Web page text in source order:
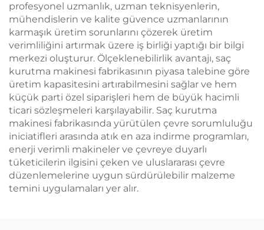
profesyonel uzmanlık, uzman teknisyenlerin,
mühendislerin ve kalite güvence uzmanlarının
karmaşık üretim sorunlarını çözerek üretim
verimliliğini artırmak üzere iş birliği yaptığı bir bilgi
merkezi oluşturur. Ölçeklenebilirlik avantajı, saç
kurutma makinesi fabrikasının piyasa talebine göre
üretim kapasitesini artırabilmesini sağlar ve hem
küçük parti özel siparişleri hem de büyük hacimli
ticari sözleşmeleri karşılayabilir. Saç kurutma
makinesi fabrikasında yürütülen çevre sorumluluğu
iniciatifleri arasında atık en aza indirme programları,
enerji verimli makineler ve çevreye duyarlı
tüketicilerin ilgisini çeken ve uluslararası çevre
düzenlemelerine uygun sürdürülebilir malzeme
temini uygulamaları yer alır.